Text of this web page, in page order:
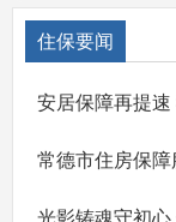
住保要闻